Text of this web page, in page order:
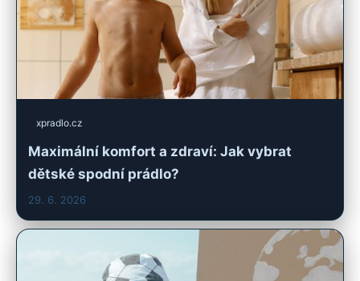
xpradlo.cz
Maximální komfort a zdraví: Jak vybrat
dětské spodní prádlo?
29. 6. 2026